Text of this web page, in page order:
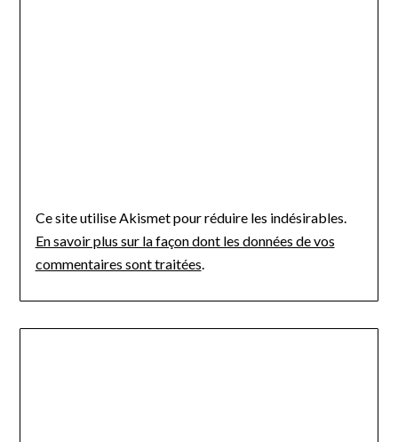
Ce site utilise Akismet pour réduire les indésirables.
En savoir plus sur la façon dont les données de vos
commentaires sont traitées